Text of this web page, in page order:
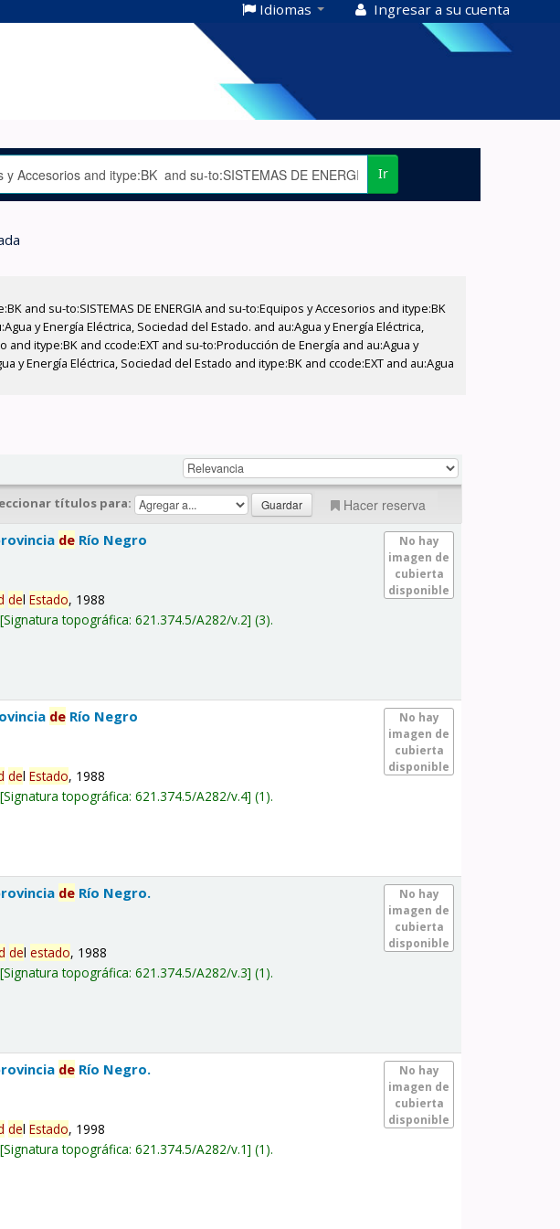
Idiomas Ingresar a su cuenta
Ir
and su-to:SISTEMAS DE ENERGIA and su-to:Equipos y Accesorios and itype:BK
y Energía Eléctrica, Sociedad del Estado. and au:Agua y Energía Eléctrica,
itype:BK and ccode:EXT and su-to:Producción de Energía and au:Agua y
Energía Eléctrica, Sociedad del Estado and itype:BK and ccode:EXT and au:Agua
títulos para: Hacer reserva
No hay
imagen de
cubierta
disponible
de Río Negro
delEstado, 1988
Signatura topográfica:621.374.5/A282/v.2 (3).
No hay
imagen de
cubierta
disponible
de Río Negro
delEstado, 1988
Signatura topográfica:621.374.5/A282/v.4 (1).
No hay
imagen de
cubierta
disponible
de Río Negro.
delestado, 1988
Signatura topográfica:621.374.5/A282/v.3 (1).
No hay
imagen de
cubierta
disponible
de Río Negro.
delEstado, 1998
Signatura topográfica:621.374.5/A282/v.1 (1).